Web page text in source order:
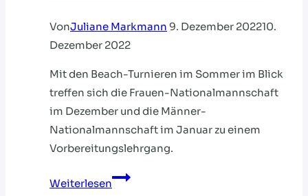
VonJuliane Markmann 9. Dezember 202210.
Dezember 2022
Mit den Beach-Turnieren im Sommer im Blick
treffen sich die Frauen-Nationalmannschaft
im Dezember und die Männer-
Nationalmannschaft im Januar zu einem
Vorbereitungslehrgang.
Weiterlesen
BEACH-